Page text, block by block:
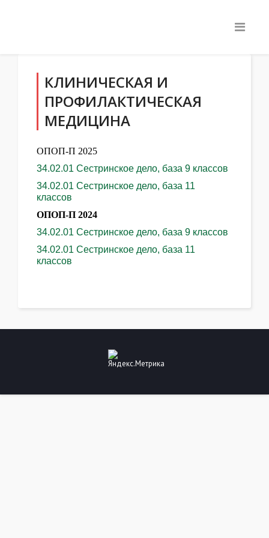
КЛИНИЧЕСКАЯ И
ПРОФИЛАКТИЧЕСКАЯ
МЕДИЦИНА
ОПОП-П 2025
34.02.01 Сестринское дело, база 9 классов
34.02.01 Сестринское дело, база 11
классов
ОПОП-П 2024
34.02.01 Сестринское дело, база 9 классов
34.02.01 Сестринское дело, база 11
классов